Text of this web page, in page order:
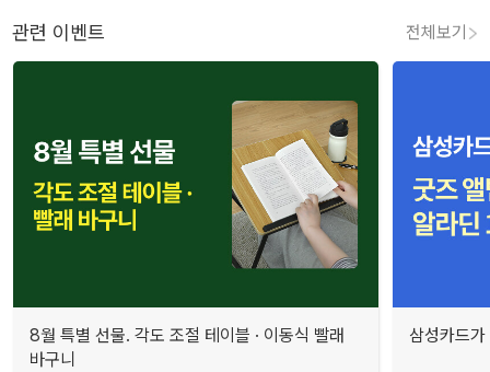
관련 이벤트 전체보기
8월 특별 선물. 각도 조절 테이블 · 이동식 빨래
바구니
삼성카드